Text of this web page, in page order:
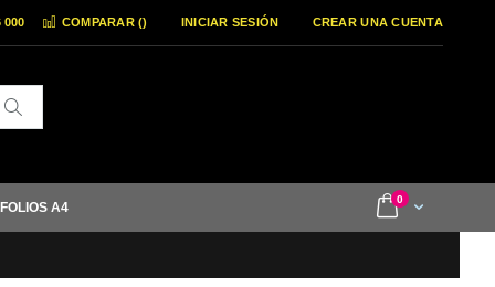
COMPARAR () INICIAR SESIÓN CREAR UNA CUENTA
000
Cart
0items
A4